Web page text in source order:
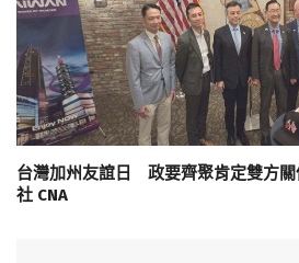
台灣加州友誼日 政要齊聚肯定雙方
社 CNA